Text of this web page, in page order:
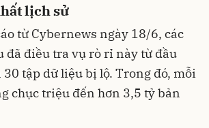
lịch sử
từ Cybernews ngày 18/6, các
đã điều tra vụ rò rỉ này từ đầu
tập dữ liệu bị lộ. Trong đó, mỗi
chục triệu đến hơn 3,5 tỷ bản